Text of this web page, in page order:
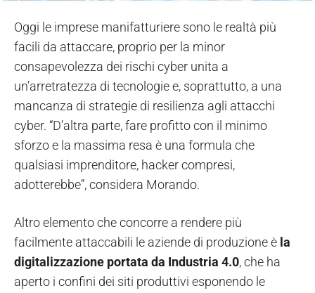
Oggi le imprese manifatturiere sono le realtà più
facili da attaccare, proprio per la minor
consapevolezza dei rischi cyber unita a
un’arretratezza di tecnologie e, soprattutto, a una
mancanza di strategie di resilienza agli attacchi
cyber. “D’altra parte, fare profitto con il minimo
sforzo e la massima resa è una formula che
qualsiasi imprenditore, hacker compresi,
adotterebbe”, considera Morando.
Altro elemento che concorre a rendere più
facilmente attaccabili le aziende di produzione è la
digitalizzazione portata da Industria 4.0, che ha
aperto i confini dei siti produttivi esponendo le